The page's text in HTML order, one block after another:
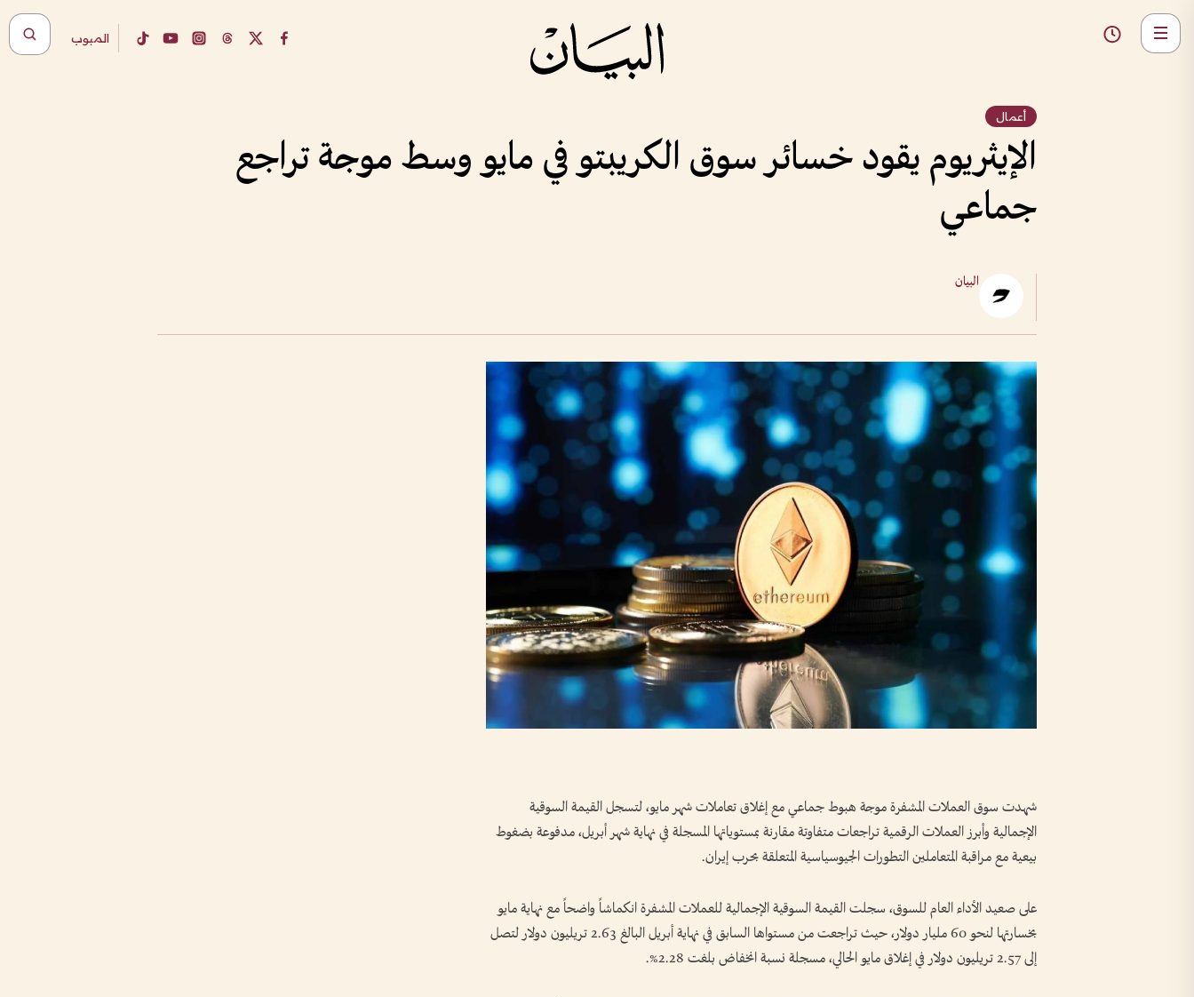
المبوب
أعمال
الإيثريوم يقود خسائر سوق الكريبتو في مايو وسط موجة تراجع
جماعي
البيان
شهدت سوق العملات المشفرة موجة هبوط جماعي مع إغلاق تعاملات شهر مايو، لتسجل القيمة السوقية
الإجمالية وأبرز العملات الرقمية تراجعات متفاوتة مقارنة بمستوياتها المسجلة في نهاية شهر أبريل، مدفوعة بضغوط
بيعية مع مراقبة المتعاملين التطورات الجيوسياسية المتعلقة بحرب إيران.
على صعيد الأداء العام للسوق، سجلت القيمة السوقية الإجمالية للعملات المشفرة انكماشاً واضحاً مع نهاية مايو
بخسارتها لنحو 60 مليار دولار، حيث تراجعت من مستواها السابق في نهاية أبريل البالغ 2.63 تريليون دولار لتصل
إلى 2.57 تريليون دولار في إغلاق مايو الحالي، مسجلة نسبة انخفاض بلغت 2.28%.